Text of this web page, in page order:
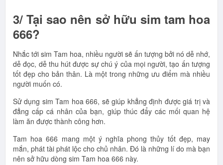
3/ Tại sao nên sở hữu sim tam hoa
666?
Nhắc tới sim Tam hoa, nhiều người sẽ ấn tượng bởi nó dễ nhớ,
dễ đọc, dễ thu hút được sự chú ý của mọi người, tạo ấn tượng
tốt đẹp cho bản thân. Là một trong những ưu điểm mà nhiều
người muốn có.
Sử dụng sim Tam hoa 666, sẽ giúp khẳng định được giá trị và
đẳng cấp cá nhân của bạn, giúp thúc đẩy các mối quan hệ
làm ăn được thành công hơn.
Tam hoa 666 mang một ý nghĩa phong thủy tốt đẹp, may
mắn, phát tài phát lộc cho chủ nhân. Đó là những lí do mà bạn
nên sở hữu dòng sim Tam hoa 666 này.